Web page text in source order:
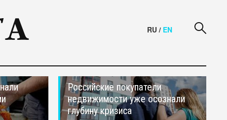
RU / EN
Российские покупатели
недвижимости уже осознали
глубину кризиса